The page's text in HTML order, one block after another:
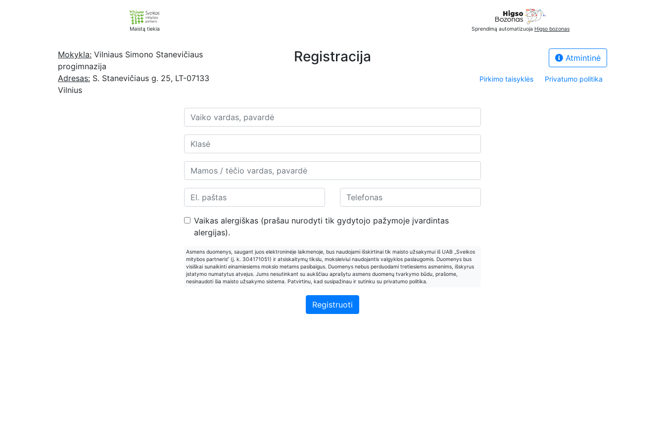
Maistą tiekia Sprendimą automatizuoja Higso bozonas
Mokykla: Vilniaus Simono Stanevičiaus
progimnazija
Adresas: S. Stanevičiaus g. 25, LT-07133
Vilnius
Registracija Atmintinė
Pirkimo taisyklės Privatumo politika
Vaikas alergiškas (prašau nurodyti tik gydytojo pažymoje įvardintas
alergijas).
Asmens duomenys, saugant juos elektroninėje laikmenoje, bus naudojami išskirtinai tik maisto užsakymui iš UAB „Sveikos
mitybos partneris“ (į. k. 304171051) ir atsiskaitymų tikslu, moksleiviui naudojantis valgyklos paslaugomis. Duomenys bus
visiškai sunaikinti einamiesiems mokslo metams pasibaigus. Duomenys nebus perduodami tretiesiems asmenims, išskyrus
įstatymo numatytus atvejus. Jums nesutinkant su aukščiau aprašytu asmens duomenų tvarkymo būdu, prašome,
nesinaudoti šia maisto užsakymo sistema. Patvirtinu, kad susipažinau ir sutinku su privatumo politika.
Registruoti